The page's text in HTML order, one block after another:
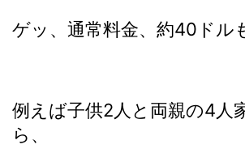
ゲッ、通常料金、約40ドル
例えば子供2人と両親の4人
ら、